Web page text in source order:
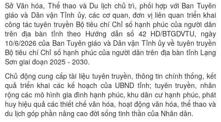
Sở Văn hóa, Thể thao và Du lịch chủ trì, phối hợp với Ban Tuyên
giáo và Dân vận Tỉnh ủy, các cơ quan, đơn vị liên quan triển khai
công tác tuyên truyền Bộ tiêu chí Chỉ số hạnh phúc của người dân
trên địa bàn tỉnh theo Hướng dẫn số 42 HD/BTGDVTU, ngày
10/6/2026 của Ban Tuyên giáo và Dân vận Tỉnh ủy về tuyên truyền
Bộ tiêu chí Chỉ số hạnh phúc của người dân trên địa bàn tỉnh Lạng
Sơn giai đoạn 2025 - 2030.
Chủ động cung cấp tài liệu tuyên truyền, thông tin chính thống, kết
quả triển khai các kế hoạch của UBND tỉnh; tuyên truyền, nhân
rộng các mô hình gia đình hạnh phúc, khu dân cư hạnh phúc, phát
huy hiệu quả các thiết chế văn hóa, hoạt động văn hóa, thể thao và
du lịch góp phần nâng cao đời sống tinh thần của Nhân dân.